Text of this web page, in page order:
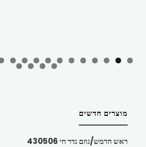
מוצרים חדשים
ראש חרמש/גוזם גדר חי 430506